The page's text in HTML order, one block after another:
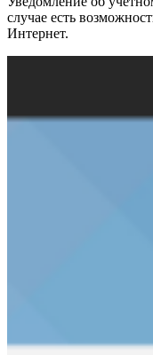
случае есть
Интернет.